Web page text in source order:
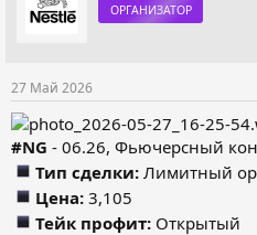
ОРГАНИЗАТОР
27 Май 2026
#NG - 06.26, Фьючерсный
Тип сделки: Лимитный
Цена: 3,105
Тейк профит: Открытый